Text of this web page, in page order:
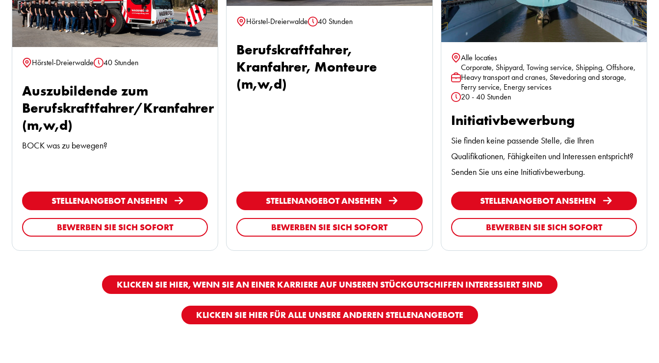
Auszubildende zum
Berufskraftfahrer/Kranfahrer
(m,w,d)
BOCK was zu bewegen?
STELLENANGEBOT ANSEHEN
BEWERBEN SIE SICH SOFORT
Hörstel-Dreierwalde 40 Stunden
Berufskraftfahrer,
Kranfahrer, Monteure
(m,w,d)
STELLENANGEBOT ANSEHEN
BEWERBEN SIE SICH SOFORT
Hörstel-Dreierwalde 40 Stunden
Initiativbewerbung
Sie finden keine passende Stelle, die Ihren
Qualifikationen, Fähigkeiten und Interessen entspricht?
Senden Sie uns eine Initiativbewerbung.
STELLENANGEBOT ANSEHEN
BEWERBEN SIE SICH SOFORT
Standort
Alle locaties
Funktion
Corporate, Shipyard, Towing service, Shipping, Offshore,
Heavy transport and cranes, Stevedoring and storage,
Ferry service, Energy services
20 - 40 Stunden
KLICKEN SIE HIER, WENN SIE AN EINER KARRIERE AUF UNSEREN STÜCKGUTSCHIFFEN INTERESSIERT SIND
KLICKEN SIE HIER FÜR ALLE UNSERE ANDEREN STELLENANGEBOTE